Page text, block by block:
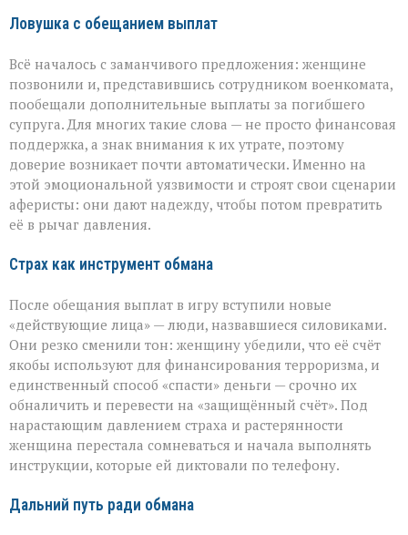
Ловушка с обещанием выплат
Всё началось с заманчивого предложения: женщине
позвонили и, представившись сотрудником военкомата,
пообещали дополнительные выплаты за погибшего
супруга. Для многих такие слова — не просто финансовая
поддержка, а знак внимания к их утрате, поэтому
доверие возникает почти автоматически. Именно на
этой эмоциональной уязвимости и строят свои сценарии
аферисты: они дают надежду, чтобы потом превратить
её в рычаг давления.
Страх как инструмент обмана
После обещания выплат в игру вступили новые
«действующие лица» — люди, назвавшиеся силовиками.
Они резко сменили тон: женщину убедили, что её счёт
якобы используют для финансирования терроризма, и
единственный способ «спасти» деньги — срочно их
обналичить и перевести на «защищённый счёт». Под
нарастающим давлением страха и растерянности
женщина перестала сомневаться и начала выполнять
инструкции, которые ей диктовали по телефону.
Дальний путь ради обмана